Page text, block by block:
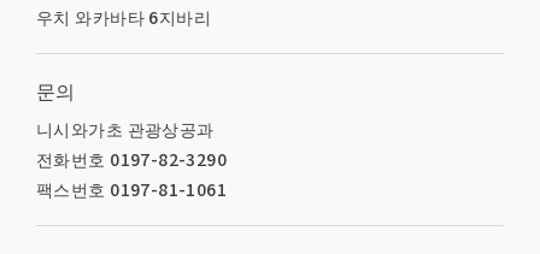
우치 와카바타 6지바리
문의
니시와가초 관광상공과
전화번호 0197-82-3290
팩스번호 0197-81-1061